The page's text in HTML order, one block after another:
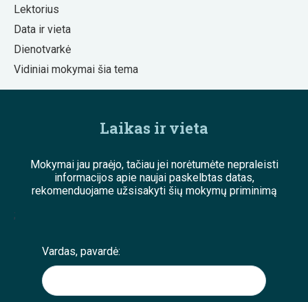
Lektorius
Data ir vieta
Dienotvarkė
Vidiniai mokymai šia tema
Laikas ir vieta
Mokymai jau praėjo, tačiau jei norėtumėte nepraleisti
informacijos apie naujai paskelbtas datas,
rekomenduojame užsisakyti šių mokymų priminimą
;
Vardas, pavardė: